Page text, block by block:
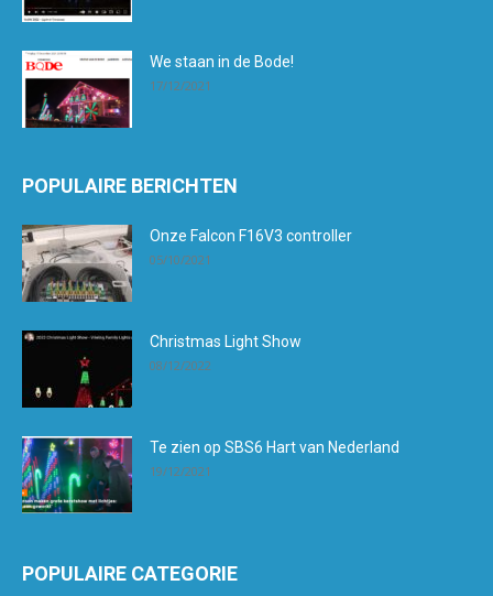
We staan in de Bode!
17/12/2021
POPULAIRE BERICHTEN
Onze Falcon F16V3 controller
05/10/2021
Christmas Light Show
08/12/2022
Te zien op SBS6 Hart van Nederland
19/12/2021
POPULAIRE CATEGORIE